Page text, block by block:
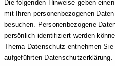
Die folgenden Hinweise geben
mit Ihren personenbezogenen
besuchen. Personenbezogene
persönlich identifiziert werden
Thema Datenschutz entnehmen
aufgeführten Datenschutzerklärung.